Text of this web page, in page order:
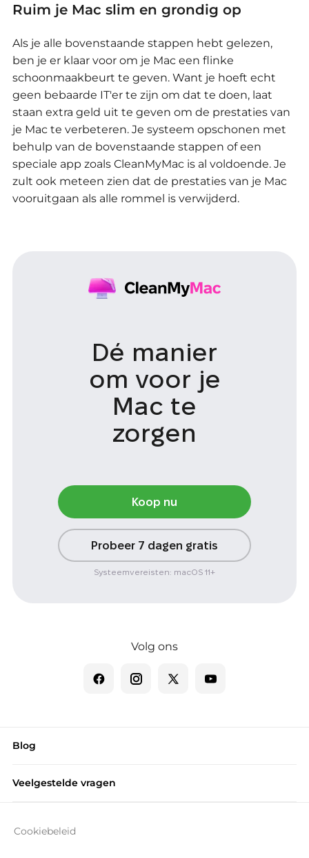
Ruim je Mac slim en grondig op
Als je alle bovenstaande stappen hebt gelezen,
ben je er klaar voor om je Mac een flinke
schoonmaakbeurt te geven. Want je hoeft echt
geen bebaarde IT'er te zijn om dat te doen, laat
staan extra geld uit te geven om de prestaties van
je Mac te verbeteren. Je systeem opschonen met
behulp van de bovenstaande stappen of een
speciale app zoals CleanMyMac is al voldoende. Je
zult ook meteen zien dat de prestaties van je Mac
vooruitgaan als alle rommel is verwijderd.
Dé manier
om voor je
Mac te
zorgen
Koop nu
Probeer 7 dagen gratis
Systeemvereisten: macOS 11+
Volg ons
Blog
Veelgestelde vragen
Cookiebeleid